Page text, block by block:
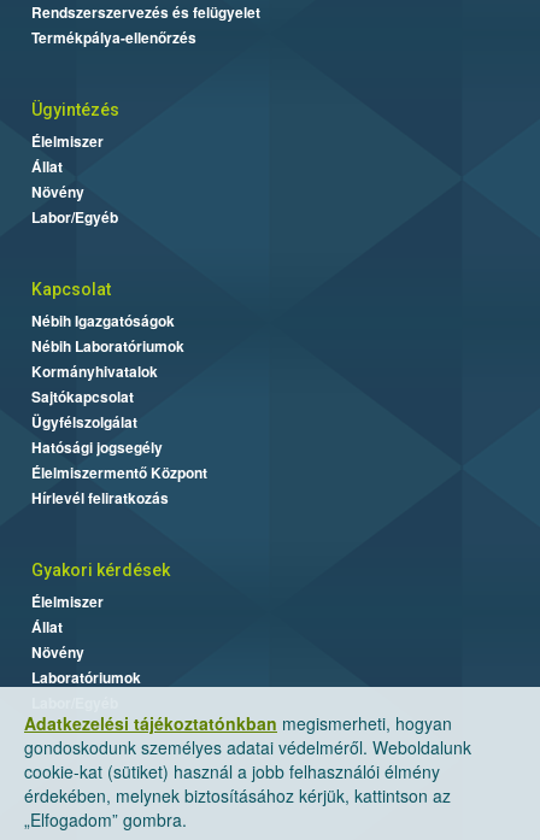
Adatkezelési tájékoztatónkban megismerheti, hogyan
gondoskodunk személyes adatai védelméről. Weboldalunk
cookie-kat (sütiket) használ a jobb felhasználói élmény
érdekében, melynek biztosításához kérjük, kattintson az
„Elfogadom” gombra.
Rendszerszervezés és felügyelet
Termékpálya-ellenőrzés
Ügyintézés
Élelmiszer
Állat
Növény
Labor/Egyéb
Kapcsolat
Nébih Igazgatóságok
Nébih Laboratóriumok
Kormányhivatalok
Sajtókapcsolat
Ügyfélszolgálat
Hatósági jogsegély
Élelmiszermentő Központ
Hírlevél feliratkozás
Gyakori kérdések
Élelmiszer
Állat
Növény
Laboratóriumok